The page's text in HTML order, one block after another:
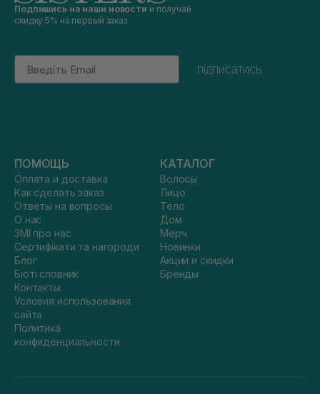
Подпишись на наши новости и получай
скидку 5% на первый заказ
Email
підписатись
ПОМОЩЬ
Оплата и доставка
Как сделать заказ
Ответы на вопросы
О нас
ЗМІ про нас
Сертифікати та нагороди
Блог
Бюті словник
Контакты
Условия использования
сайта
Политика
конфиденциальности
КАТАЛОГ
Волосы
Лицо
Тело
Дом
Мерч
Новинки
Акции и скидки
Бренды